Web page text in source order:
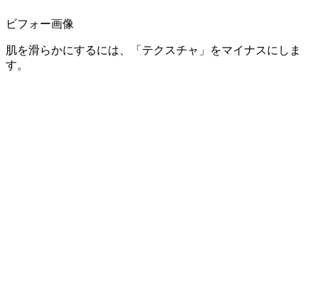
ビフォー画像
肌を滑らかにするには、「テクスチャ」をマイナスにしま
す。